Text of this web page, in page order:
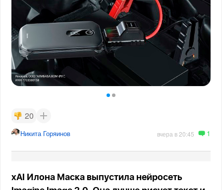
20
Никита Горяинов вчера в 20:45 1
xAI Илона Маска выпустила нейросеть